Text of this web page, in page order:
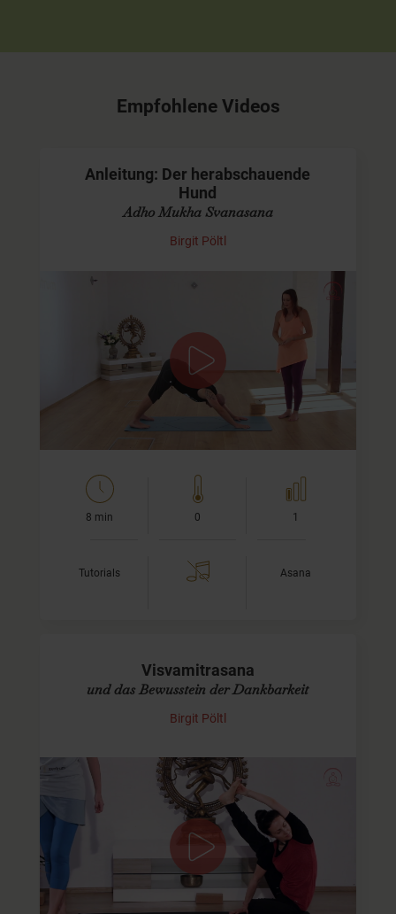
Empfohlene Videos
Anleitung: Der herabschauende
Hund
Adho Mukha Svanasana
Birgit Pöltl
Tipps für die korrekte, schonende
Ausrichtung
Der herabschauende Hund ist eine Asana, die in fast
jeder Yogastunde vorkommt. Für Anfänger oft noch
schwierig, wird diese Yoga-Übung mit der Zeit…
8 min 0 1
Tutorials Asana
Visvamitrasana
und das Bewusstein der Dankbarkeit
Birgit Pöltl
Das Gefühl der Dankbarkeit
Dankbar sein zu können, zählt wohl zu den schönsten
Gefühlen überhaupt. Doch diese Dankbarkeit, die wir im
Yoga oft anstreben, kann nicht einfach erzwungen
werden. Was…